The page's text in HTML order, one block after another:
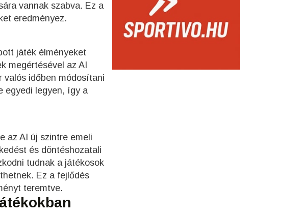
vannak szabva. Ez a
eredményez.
játék élményeket
megértésével az AI
valós időben módosítani
egyedi legyen, így a
az AI új szintre emeli
és döntéshozatali
tudnak a játékosok
Ez a fejlődés
teremtve.